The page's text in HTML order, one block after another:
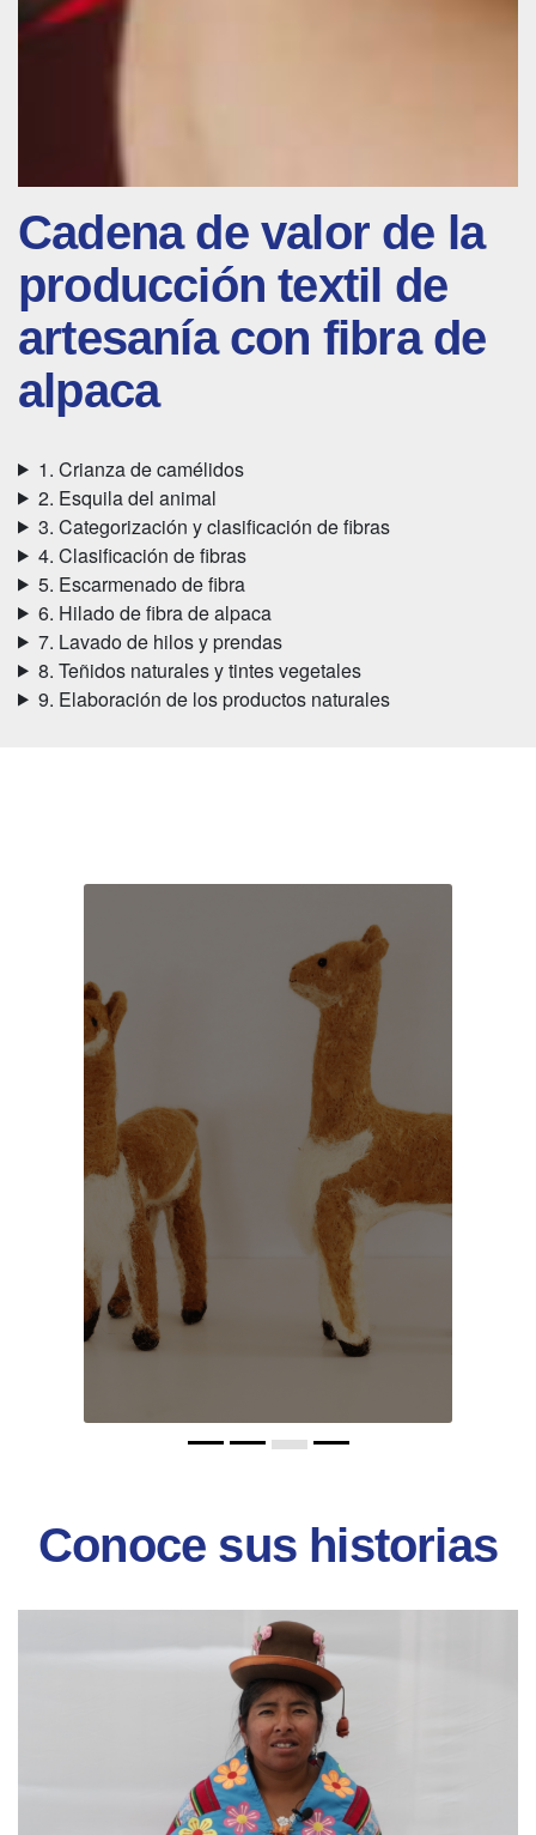
Cadena de valor de la
producción textil de
artesanía con fibra de
alpaca
1. Crianza de camélidos
2. Esquila del animal
3. Categorización y clasificación de fibras
4. Clasificación de fibras
5. Escarmenado de fibra
6. Hilado de fibra de alpaca
7. Lavado de hilos y prendas
8. Teñidos naturales y tintes vegetales
9. Elaboración de los productos naturales
Conoce sus historias